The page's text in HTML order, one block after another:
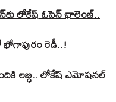
లోకేష్‌ ఓపెన్ ఛాలెంజ్..
టైమ్‌లో భోగాపురం రెడీ..!
లబ్ధి.. లోకేష్‌ ఎమోషనల్